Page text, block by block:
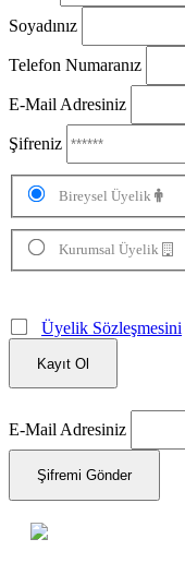
Soyadınız
Telefon Numaranız
E-Mail Adresiniz
Şifreniz
Bireysel Üyelik
Kurumsal Üyelik
Üyelik Sözleşmesini
Kayıt Ol
E-Mail Adresiniz
Şifremi Gönder